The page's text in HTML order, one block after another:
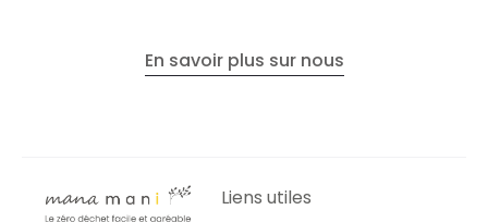
En savoir plus sur nous
Liens utiles